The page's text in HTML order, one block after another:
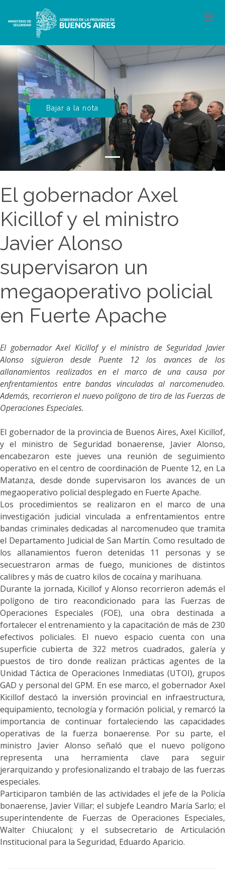
Bajar a la nota
El gobernador Axel
Kicillof y el ministro
Javier Alonso
supervisaron un
megaoperativo policial
en Fuerte Apache
El gobernador Axel Kicillof y el ministro de Seguridad Javier
Alonso siguieron desde Puente 12 los avances de los
allanamientos realizados en el marco de una causa por
enfrentamientos entre bandas vinculadas al narcomenudeo.
Además, recorrieron el nuevo polígono de tiro de las Fuerzas de
Operaciones Especiales.
El gobernador de la provincia de Buenos Aires, Axel Kicillof,
y el ministro de Seguridad bonaerense, Javier Alonso,
encabezaron este jueves una reunión de seguimiento
operativo en el centro de coordinación de Puente 12, en La
Matanza, desde donde supervisaron los avances de un
megaoperativo policial desplegado en Fuerte Apache.
Los procedimientos se realizaron en el marco de una
investigación judicial vinculada a enfrentamientos entre
bandas criminales dedicadas al narcomenudeo que tramita
el Departamento Judicial de San Martín. Como resultado de
los allanamientos fueron detenidas 11 personas y se
secuestraron armas de fuego, municiones de distintos
calibres y más de cuatro kilos de cocaína y marihuana.
Durante la jornada, Kicillof y Alonso recorrieron además el
polígono de tiro reacondicionado para las Fuerzas de
Operaciones Especiales (FOE), una obra destinada a
fortalecer el entrenamiento y la capacitación de más de 230
efectivos policiales. El nuevo espacio cuenta con una
superficie cubierta de 322 metros cuadrados, galería y
puestos de tiro donde realizan prácticas agentes de la
Unidad Táctica de Operaciones Inmediatas (UTOI), grupos
GAD y personal del GPM. En ese marco, el gobernador Axel
Kicillof destacó la inversión provincial en infraestructura,
equipamiento, tecnología y formación policial, y remarcó la
importancia de continuar fortaleciendo las capacidades
operativas de la fuerza bonaerense. Por su parte, el
ministro Javier Alonso señaló que el nuevo polígono
representa una herramienta clave para seguir
jerarquizando y profesionalizando el trabajo de las fuerzas
especiales.
Participaron también de las actividades el jefe de la Policía
bonaerense, Javier Villar; el subjefe Leandro María Sarlo; el
superintendente de Fuerzas de Operaciones Especiales,
Walter Chiucaloni; y el subsecretario de Articulación
Institucional para la Seguridad, Eduardo Aparicio.